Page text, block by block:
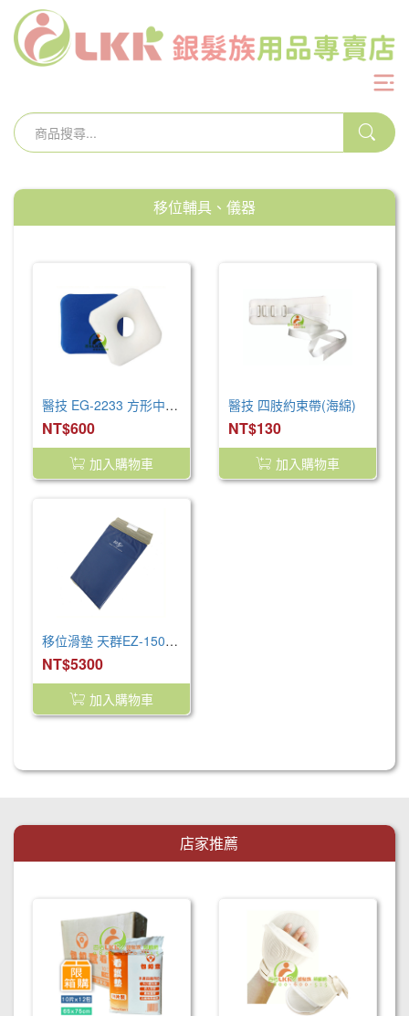
移位輔具、儀器
醫技 EG-2233 方形中空座墊(未滅菌)
NT$600
加入購物車
醫技 四肢約束帶(海綿)
NT$130
加入購物車
移位滑墊 天群EZ-150 硬式搬運移位滑墊 - 短版 移位板 移位 病床 輪椅 移動 手動病患輸送裝置 (未滅菌)
NT$5300
加入購物車
店家推薦